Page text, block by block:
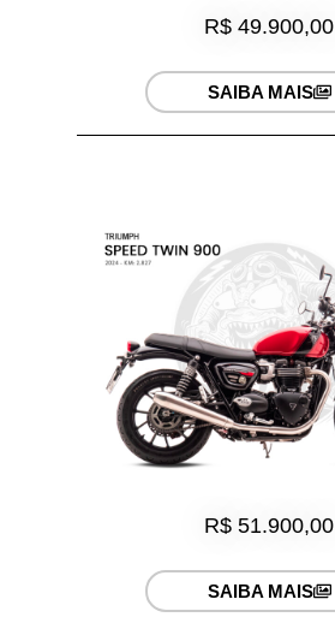
R$ 49.900,00
SAIBA MAIS
R$ 51.900,00
SAIBA MAIS